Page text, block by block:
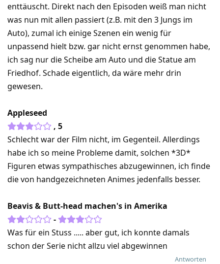
enttäuscht. Direkt nach den Episoden weiß man nicht
was nun mit allen passiert (z.B. mit den 3 Jungs im
Auto), zumal ich einige Szenen ein wenig für
unpassend hielt bzw. gar nicht ernst genommen habe,
ich sag nur die Scheibe am Auto und die Statue am
Friedhof. Schade eigentlich, da wäre mehr drin
gewesen.
Appleseed
, 5
Schlecht war der Film nicht, im Gegenteil. Allerdings
habe ich so meine Probleme damit, solchen *3D*
Figuren etwas sympathisches abzugewinnen, ich finde
die von handgezeichneten Animes jedenfalls besser.
Beavis & Butt-head machen's in Amerika
-
Was für ein Stuss ..... aber gut, ich konnte damals
schon der Serie nicht allzu viel abgewinnen
Antworten